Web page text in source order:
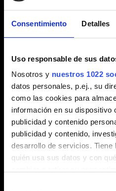
Consentimiento Detalles
Uso responsable de sus
Nosotros y nuestros 1022
datos personales, p.ej., su
como las cookies para
información en su dispositivo
publicidad y contenido
publicidad y contenido,
desarrollo de servicios. Tiene
quién usa sus datos y con
Creado hace 5 años
Hay distintos tipo de partidas
asignados. Estas son las
guardadas a vuestra
20 partidas de guardado
10 partidas de guardado
20 partidas de guardado
Los límites mencionados no